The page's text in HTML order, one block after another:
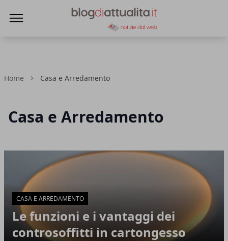
Home Casa e Arredamento
Casa e Arredamento
Articoli in Evidenza
CASA E ARREDAMENTO
Le funzioni e i vantaggi dei
controsoffitti in cartongesso